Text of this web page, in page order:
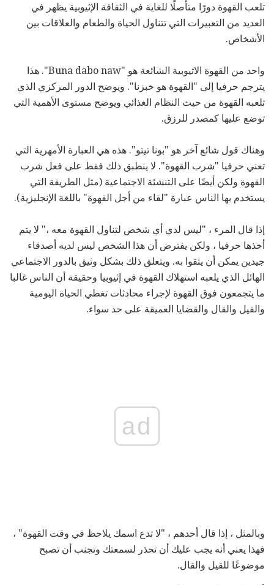
تلعب القهوة دورًا متأصلًا للغاية في الثقافة الإثيوبية يظهر في
العديد من التعبيرات التي تتناول الحياة والطعام والعلاقات بين
الأشخاص.
واحد من القهوة الاثيوبية الشائعة هو "Buna dabo naw". هذا
يترجم حرفيا إلى "القهوة هو خبزنا". ويوضح الدور المركزي الذي
تلعبه القهوة من حيث النظام الغذائي ويوضح مستوى الأهمية التي
توضع عليها كمصدر للرزق.
وهناك قول شائع آخر هو "بونا تيتو". هذه هي العبارة الأمهرية التي
تعني حرفيا "شرب القهوة". لا ينطبق ذلك فقط على فعل شرب
القهوة ولكن أيضًا على التنشئة الاجتماعية (مثل الطريقة التي
يستخدم بها الناس عبارة "لقاء من أجل القهوة" باللغة الإنجليزية).
إذا قال المرء ، "ليس لدي أي شخص لتناول القهوة معه ،" لا يتم
أخذها حرفيا ، ولكن يفترض أن هذا الشخص ليس لديه أصدقاء
جيدين يمكن أن يثقوا به. ويتعلق ذلك بشكل وثيق بالدور الاجتماعي
الهائل الذي يلعبه استهلاك القهوة في إثيوبيا وحقيقة أن الناس غالبا
ما يتجمعون فوق القهوة لإجراء محادثات تغطي الحياة اليومية
والقيل والقال والقضايا العميقة على حد سواء.
ad
وبالمثل ، إذا قال أحدهم ، "لا تدع اسمك يلاحظ في وقت القهوة" ،
فهذا يعني أنه يجب عليك أن تحذر لسمعتك وتجنب أن تصبح
موضوعًا للقيل والقال.